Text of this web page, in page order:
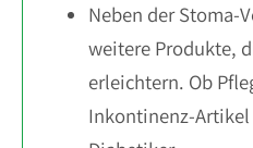
Neben der Stoma-
weitere Produkte,
erleichtern. Ob
Inkontinenz-